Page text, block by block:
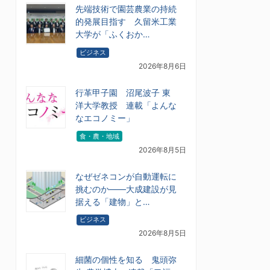
先端技術で園芸農業の持続
的発展目指す 久留米工業
大学が「ふくおか…
ビジネス
2026年8月6日
行革甲子園 沼尾波子 東
洋大学教授 連載「よんな
なエコノミー」
食・農・地域
2026年8月5日
なぜゼネコンが自動運転に
挑むのか――大成建設が見
据える「建物」と…
ビジネス
2026年8月5日
細菌の個性を知る 鬼頭弥